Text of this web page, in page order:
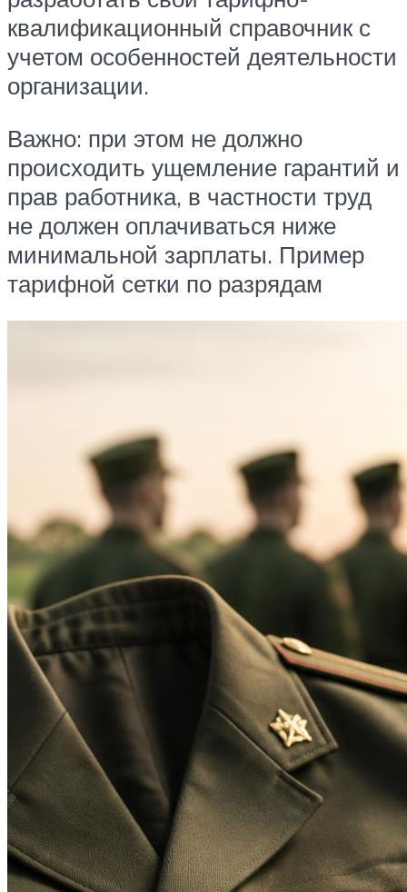
квалификационный справочник с
учетом особенностей деятельности
организации.
Важно: при этом не должно
происходить ущемление гарантий и
прав работника, в частности труд
не должен оплачиваться ниже
минимальной зарплаты. Пример
тарифной сетки по разрядам